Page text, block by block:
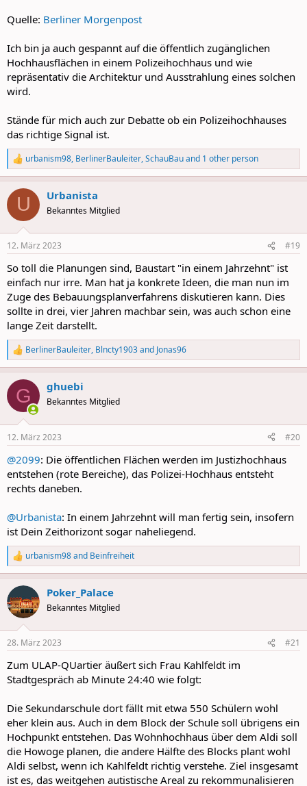
Quelle: Berliner Morgenpost
Ich bin ja auch gespannt auf die öffentlich zugänglichen
Hochhausflächen in einem Polizeihochhaus und wie
repräsentativ die Architektur und Ausstrahlung eines solchen
wird.
Stände für mich auch zur Debatte ob ein Polizeihochhauses
das richtige Signal ist.
R
e
a
c
i
s
urbanism98, BerlinerBauleiter,SchauBauand 1 other person
U Urbanista
Bekanntes Mitglied
12. März 2023 #19
So toll die Planungen sind, Baustart "in einem Jahrzehnt" ist
einfach nur irre. Man hat ja konkrete Ideen, die man nun im
Zuge des Bebauungsplanverfahrens diskutieren kann. Dies
sollte in drei, vier Jahren machbar sein, was auch schon eine
lange Zeit darstellt.
R
e
a
c
i
s
BerlinerBauleiter, Blncty1903and Jonas96
G ghuebi
Bekanntes Mitglied
12. März 2023 #20
@2099: Die öffentlichen Flächen werden im Justizhochhaus
entstehen (rote Bereiche), das Polizei-Hochhaus entsteht
rechts daneben.
@Urbanista: In einem Jahrzehnt will man fertig sein, insofern
ist Dein Zeithorizont sogar naheliegend.
R
e
a
c
t
i
s
urbanism98and Beinfreiheit
Poker_Palace
Bekanntes Mitglied
28. März 2023 #21
Zum ULAP-QUartier äußert sich Frau Kahlfeldt im
Stadtgespräch ab Minute 24:40 wie folgt:
Die Sekundarschule dort fällt mit etwa 550 Schülern wohl
eher klein aus. Auch in dem Block der Schule soll übrigens ein
Hochpunkt entstehen. Das Wohnhochhaus über dem Aldi soll
die Howoge planen, die andere Hälfte des Blocks plant wohl
Aldi selbst, wenn ich Kahlfeldt richtig verstehe. Ziel insgesamt
ist es, das weitgehen autistische Areal zu rekommunalisieren